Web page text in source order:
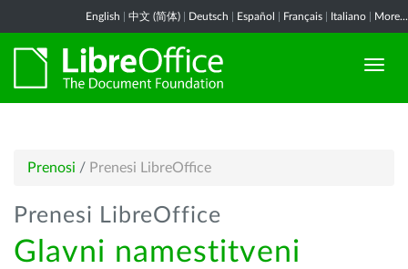
English 中文 (简体) Deutsch Español Français Italiano More...
Prenosi / Prenesi LibreOffice
Prenesi LibreOffice
Glavni namestitveni